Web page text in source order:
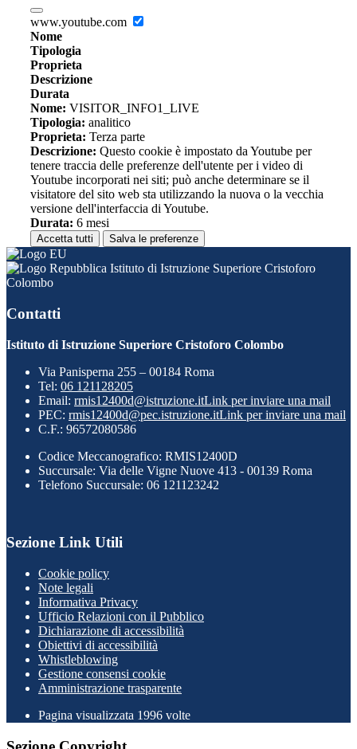
www.youtube.com
Nome
Tipologia
Proprieta
Descrizione
Durata
Nome: VISITOR_INFO1_LIVE
Tipologia: analitico
Proprieta: Terza parte
Descrizione: Questo cookie è impostato da Youtube per
tenere traccia delle preferenze dell'utente per i video di
Youtube incorporati nei siti; può anche determinare se il
visitatore del sito web sta utilizzando la nuova o la vecchia
versione dell'interfaccia di Youtube.
Durata: 6 mesi
Accetta tutti Salva le preferenze
Istituto di Istruzione Superiore Cristoforo
Colombo
Contatti
Istituto di Istruzione Superiore Cristoforo Colombo
Via Panisperna 255 – 00184 Roma
Tel: 06 121128205
Email: rmis12400d@istruzione.itLink per inviare una mail
PEC: rmis12400d@pec.istruzione.itLink per inviare una mail
C.F.: 96572080586
Codice Meccanografico: RMIS12400D
Succursale: Via delle Vigne Nuove 413 - 00139 Roma
Telefono Succursale: 06 121123242
Sezione Link Utili
Cookie policy
Note legali
Informativa Privacy
Ufficio Relazioni con il Pubblico
Dichiarazione di accessibilità
Obiettivi di accessibilità
Whistleblowing
Gestione consensi cookie
Amministrazione trasparente
Pagina visualizzata 1996 volte